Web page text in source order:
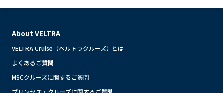
About VELTRA
VELTRA Cruise（ベルトラクルーズ）とは
よくあるご質問
MSCクルーズに関するご質問
プリンセス・クルーズに関するご質問